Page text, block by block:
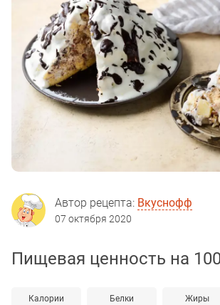
Автор рецепта: Вкуснофф
07 октября 2020
Пищевая ценность на
Калории Белки Жиры